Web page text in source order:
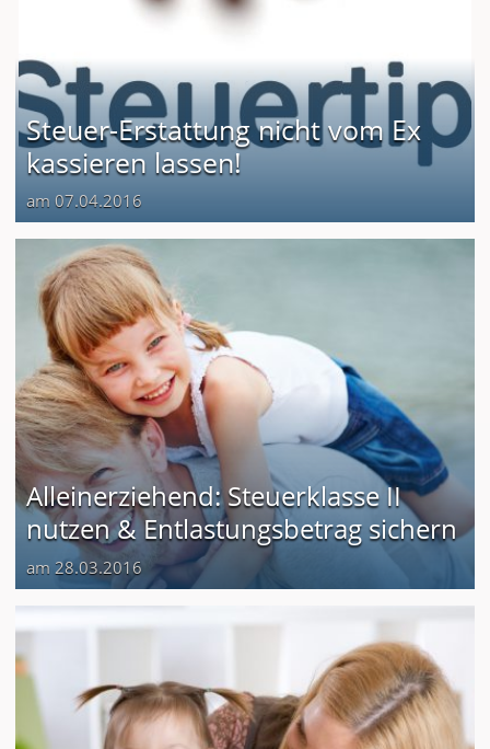
Steuer-Erstattung nicht vom Ex
kassieren lassen!
am 07.04.2016
Alleinerziehend: Steuerklasse II
nutzen & Entlastungsbetrag sichern
am 28.03.2016